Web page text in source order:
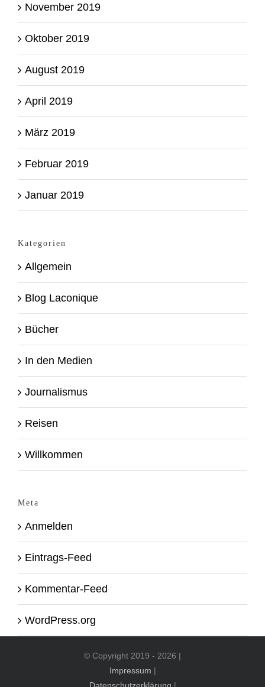
November 2019
Oktober 2019
August 2019
April 2019
März 2019
Februar 2019
Januar 2019
Kategorien
Allgemein
Blog Laconique
Bücher
In den Medien
Journalismus
Reisen
Willkommen
Meta
Anmelden
Eintrags-Feed
Kommentar-Feed
WordPress.org
© Copyright 2019 - 2026 |
Impressum |
Datenschutzerklärung |